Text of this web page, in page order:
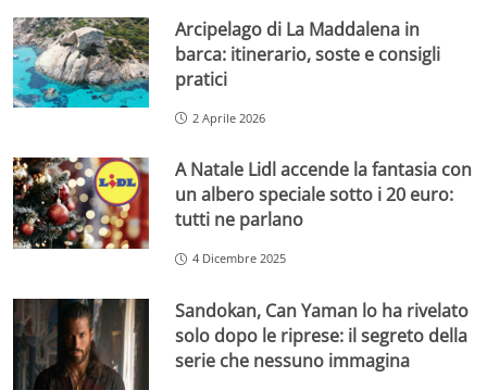
Arcipelago di La Maddalena in
barca: itinerario, soste e consigli
pratici
2 Aprile 2026
A Natale Lidl accende la fantasia con
un albero speciale sotto i 20 euro:
tutti ne parlano
4 Dicembre 2025
Sandokan, Can Yaman lo ha rivelato
solo dopo le riprese: il segreto della
serie che nessuno immagina